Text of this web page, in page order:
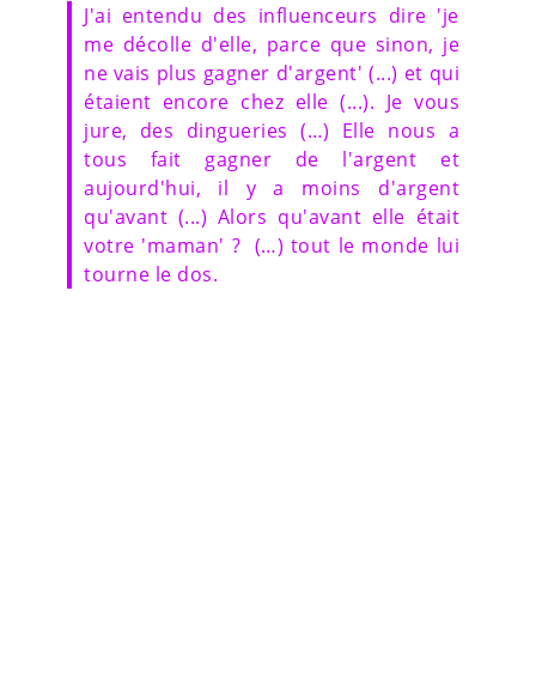
J'ai entendu des influenceurs dire 'je
me décolle d'elle, parce que sinon, je
ne vais plus gagner d'argent' (...) et qui
étaient encore chez elle (...). Je vous
jure, des dingueries (…) Elle nous a
tous fait gagner de l'argent et
aujourd'hui, il y a moins d'argent
qu'avant (...) Alors qu'avant elle était
votre 'maman' ? (…) tout le monde lui
tourne le dos.